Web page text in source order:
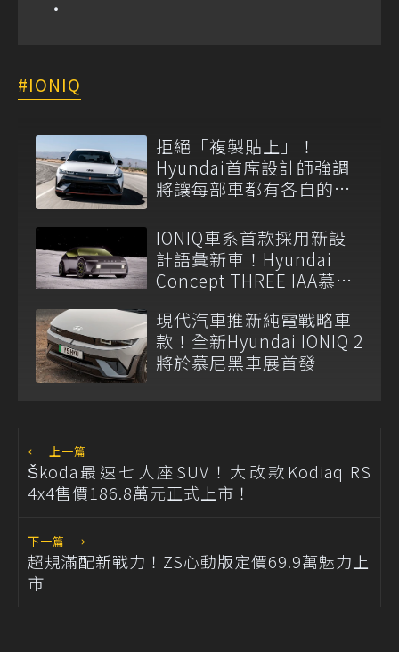
IONIQ
拒絕「複製貼上」！
Hyundai首席設計師強調
將讓每部車都有各自的靈
IONIQ車系首款採用新設
計語彙新車！Hyundai
Concept THREE IAA慕尼
現代汽車推新純電戰略車
款！全新Hyundai IONIQ 2
將於慕尼黑車展首發
← 上一篇
Škoda最速七人座SUV！大改款Kodiaq RS
4x4售價186.8萬元正式上市！
下一篇 →
超規滿配新戰力！ZS心動版定價69.9萬魅力上
市